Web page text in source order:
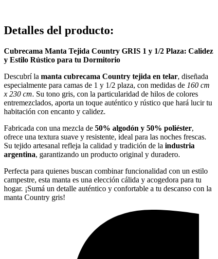
Detalles del producto:
Cubrecama Manta Tejida Country GRIS 1 y 1/2 Plaza: Calidez
y Estilo Rústico para tu Dormitorio
Descubrí la manta cubrecama Country tejida en telar, diseñada
especialmente para camas de 1 y 1/2 plaza, con medidas de 160 cm
x 230 cm. Su tono gris, con la particularidad de hilos de colores
entremezclados, aporta un toque auténtico y rústico que hará lucir tu
habitación con encanto y calidez.
Fabricada con una mezcla de 50% algodón y 50% poliéster,
ofrece una textura suave y resistente, ideal para las noches frescas.
Su tejido artesanal refleja la calidad y tradición de la industria
argentina, garantizando un producto original y duradero.
Perfecta para quienes buscan combinar funcionalidad con un estilo
campestre, esta manta es una elección cálida y acogedora para tu
hogar. ¡Sumá un detalle auténtico y confortable a tu descanso con la
manta Country gris!